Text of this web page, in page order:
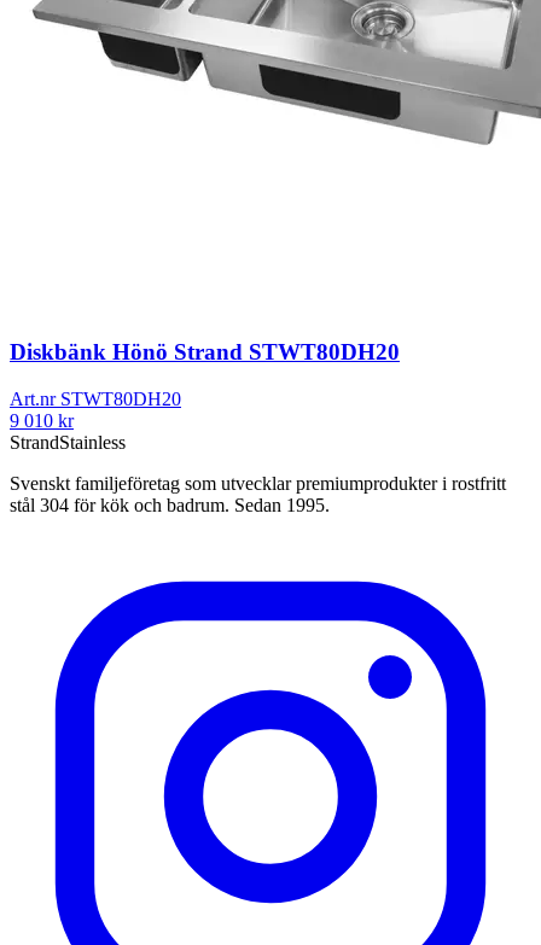
Diskbänk Hönö Strand STWT80DH20
Art.nr STWT80DH20
9 010 kr
StrandStainless
Svenskt familjeföretag som utvecklar premiumprodukter i rostfritt
stål 304 för kök och badrum. Sedan 1995.